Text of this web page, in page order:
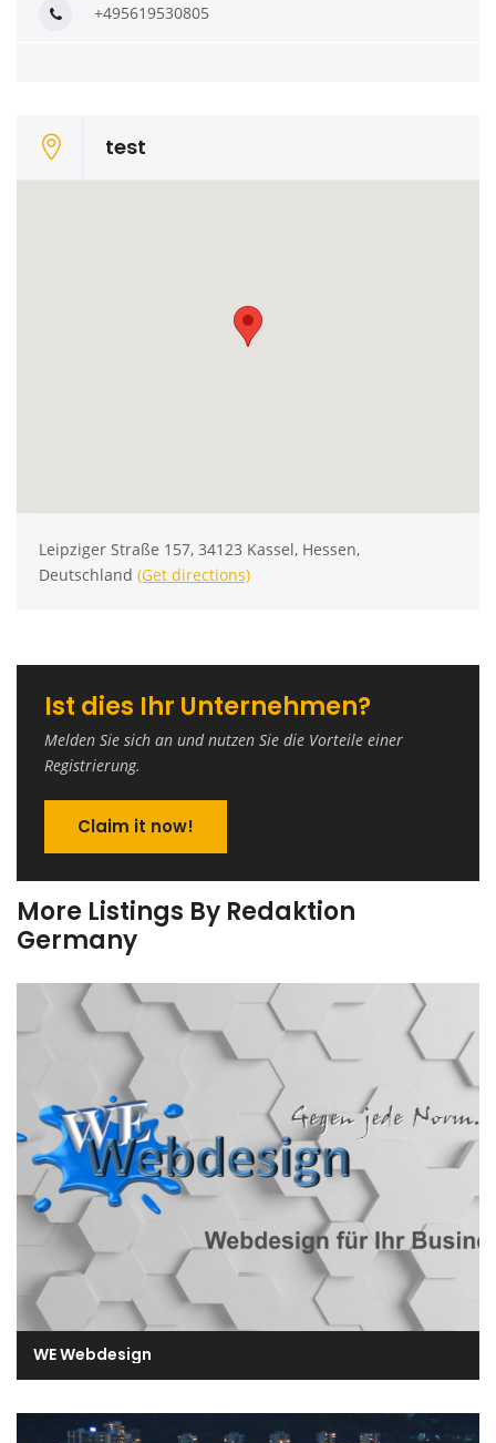
+495619530805
test
Leipziger Straße 157, 34123 Kassel, Hessen,
Deutschland (Get directions)
Ist dies Ihr Unternehmen?
Melden Sie sich an und nutzen Sie die Vorteile einer
Registrierung.
Claim it now!
More Listings By Redaktion
Germany
WE Webdesign